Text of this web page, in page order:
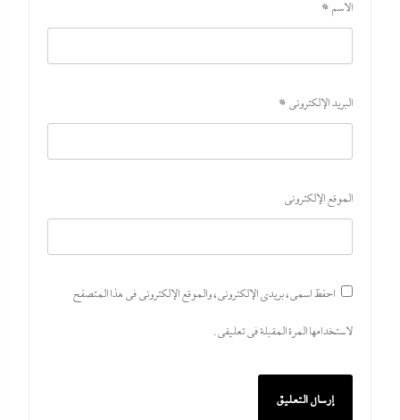
الاسم *
البريد الإلكتروني *
الموقع الإلكتروني
احفظ اسمي، بريدي الإلكتروني، والموقع الإلكتروني في هذا المتصفح
لاستخدامها المرة المقبلة في تعليقي.